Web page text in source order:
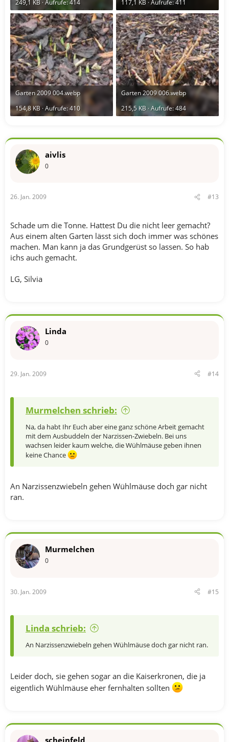
249,1 KB · Aufrufe: 414 117,1 KB · Aufrufe: 411
Garten 2009 004.webp
154,8 KB · Aufrufe: 410
Garten 2009 006.webp
215,5 KB · Aufrufe: 484
aivlis
0
26. Jan. 2009 #13
Schade um die Tonne. Hattest Du die nicht leer gemacht?
Aus einem alten Garten lässt sich doch immer was schönes
machen. Man kann ja das Grundgerüst so lassen. So hab
ichs auch gemacht.
LG, Silvia
Linda
0
29. Jan. 2009 #14
Murmelchen schrieb:
Na, da habt Ihr Euch aber eine ganz schöne Arbeit gemacht
mit dem Ausbuddeln der Narzissen-Zwiebeln. Bei uns
wachsen leider kaum welche, die Wühlmäuse geben ihnen
keine Chance
An Narzissenzwiebeln gehen Wühlmäuse doch gar nicht
ran.
Murmelchen
0
30. Jan. 2009 #15
Linda schrieb:
An Narzissenzwiebeln gehen Wühlmäuse doch gar nicht ran.
Leider doch, sie gehen sogar an die Kaiserkronen, die ja
eigentlich Wühlmäuse eher fernhalten sollten